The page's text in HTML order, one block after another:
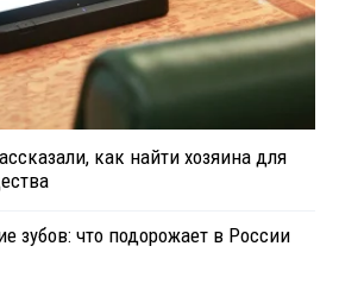
как найти хозяина для
зубов: что подорожает в России